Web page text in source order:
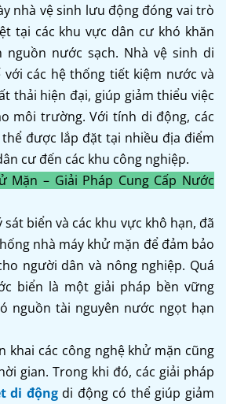
nhà vệ sinh lưu động đóng vai trò
tại các khu vực dân cư khó khăn
nguồn nước sạch. Nhà vệ sinh di
các hệ thống tiết kiệm nước và
thải hiện đại, giúp giảm thiểu việc
môi trường. Với tính di động, các
được lắp đặt tại nhiều địa điểm
cư đến các khu công nghiệp.
Mặn – Giải Pháp Cung Cấp Nước
sát biển và các khu vực khô hạn, đã
nhà máy khử mặn để đảm bảo
người dân và nông nghiệp. Quá
biển là một giải pháp bền vững
nguồn tài nguyên nước ngọt hạn
khai các công nghệ khử mặn cũng
gian. Trong khi đó, các giải pháp
di độngdi động có thể giúp giảm